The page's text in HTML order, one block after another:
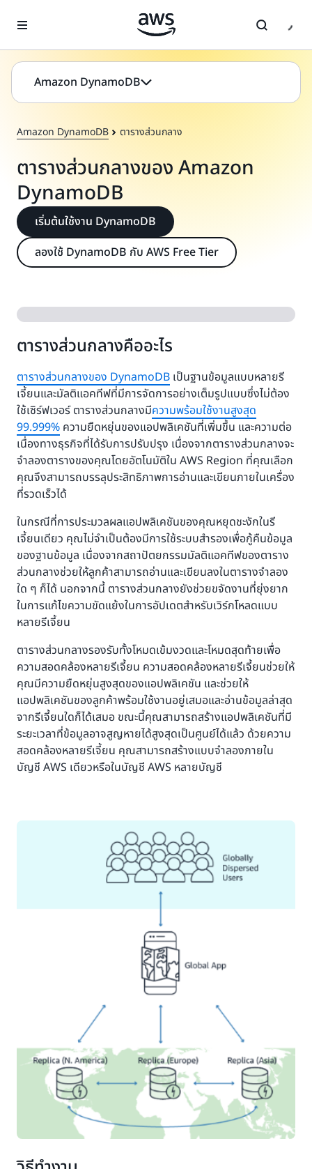
Amazon DynamoDB
Amazon DynamoDB ตารางส่วนกลาง
ตารางส่วนกลางของ Amazon
DynamoDB
เริ่มต้นใช้งาน DynamoDB
ลองใช้ DynamoDB กับ AWS Free Tier
ตารางส่วนกลางคืออะไร
ตารางส่วนกลางของ DynamoDB เป็นฐานข้อมูลแบบหลายรี
เจี้ยนและมัลติแอคทีฟที่มีการจัดการอย่างเต็มรูปแบบซึ่งไม่ต้อง
ใช้เซิร์ฟเวอร์ ตารางส่วนกลางมีความพร้อมใช้งานสูงสุด
99.999% ความยืดหยุ่นของแอปพลิเคชันที่เพิ่มขึ้น และความต่อ
เนื่องทางธุรกิจที่ได้รับการปรับปรุง เนื่องจากตารางส่วนกลางจะ
จำลองตารางของคุณโดยอัตโนมัติใน AWS Region ที่คุณเลือก
คุณจึงสามารถบรรลุประสิทธิภาพการอ่านและเขียนภายในเครื่อง
ที่รวดเร็วได้
ในกรณีที่การประมวลผลแอปพลิเคชันของคุณหยุดชะงักในรี
เจี้ยนเดียว คุณไม่จำเป็นต้องมีการใช้ระบบสำรองเพื่อกู้คืนข้อมูล
ของฐานข้อมูล เนื่องจากสถาปัตยกรรมมัลติแอคทีฟของตาราง
ส่วนกลางช่วยให้ลูกค้าสามารถอ่านและเขียนลงในตารางจำลอง
ใด ๆ ก็ได้ นอกจากนี้ ตารางส่วนกลางยังช่วยขจัดงานที่ยุ่งยาก
ในการแก้ไขความขัดแย้งในการอัปเดตสำหรับเวิร์กโหลดแบบ
หลายรีเจี้ยน
ตารางส่วนกลางรองรับทั้งโหมดเข้มงวดและโหมดสุดท้ายเพื่อ
ความสอดคล้องหลายรีเจี้ยน ความสอดคล้องหลายรีเจี้ยนช่วยให้
คุณมีความยืดหยุ่นสูงสุดของแอปพลิเคชัน และช่วยให้
แอปพลิเคชันของลูกค้าพร้อมใช้งานอยู่เสมอและอ่านข้อมูลล่าสุด
จากรีเจี้ยนใดก็ได้เสมอ ขณะนี้คุณสามารถสร้างแอปพลิเคชันที่มี
ระยะเวลาที่ข้อมูลอาจสูญหายได้สูงสุดเป็นศูนย์ได้แล้ว ด้วยความ
สอดคล้องหลายรีเจี้ยน คุณสามารถสร้างแบบจำลองภายใน
บัญชี AWS เดียวหรือในบัญชี AWS หลายบัญชี